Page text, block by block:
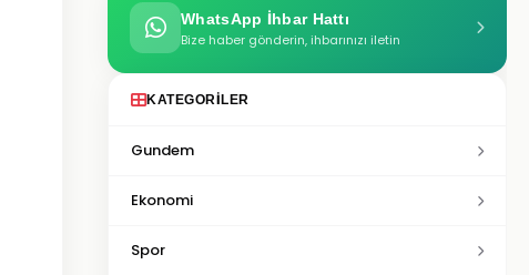
WhatsApp İhbar Hattı
Bize haber gönderin, ihbarınızı iletin
KATEGORILER
Gundem
Ekonomi
Spor